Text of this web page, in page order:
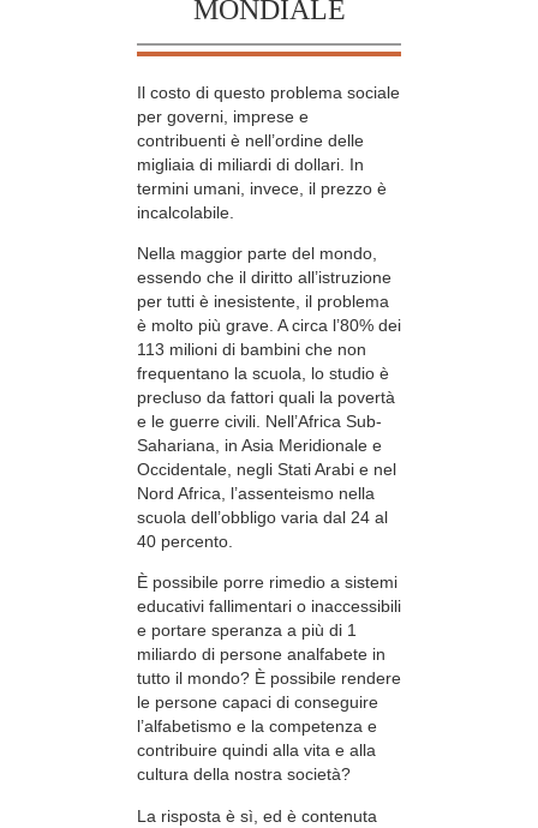
MONDIALE
Il costo di questo problema sociale
per governi, imprese e
contribuenti è nell’ordine delle
migliaia di miliardi di dollari. In
termini umani, invece, il prezzo è
incalcolabile.
Nella maggior parte del mondo,
essendo che il diritto all’istruzione
per tutti è inesistente, il problema
è molto più grave. A circa l’80% dei
113 milioni di bambini che non
frequentano la scuola, lo studio è
precluso da fattori quali la povertà
e le guerre civili. Nell’Africa Sub-
Sahariana, in Asia Meridionale e
Occidentale, negli Stati Arabi e nel
Nord Africa, l’assenteismo nella
scuola dell’obbligo varia dal 24 al
40 percento.
È possibile porre rimedio a sistemi
educativi fallimentari o inaccessibili
e portare speranza a più di 1
miliardo di persone analfabete in
tutto il mondo? È possibile rendere
le persone capaci di conseguire
l’alfabetismo e la competenza e
contribuire quindi alla vita e alla
cultura della nostra società?
La risposta è sì, ed è contenuta